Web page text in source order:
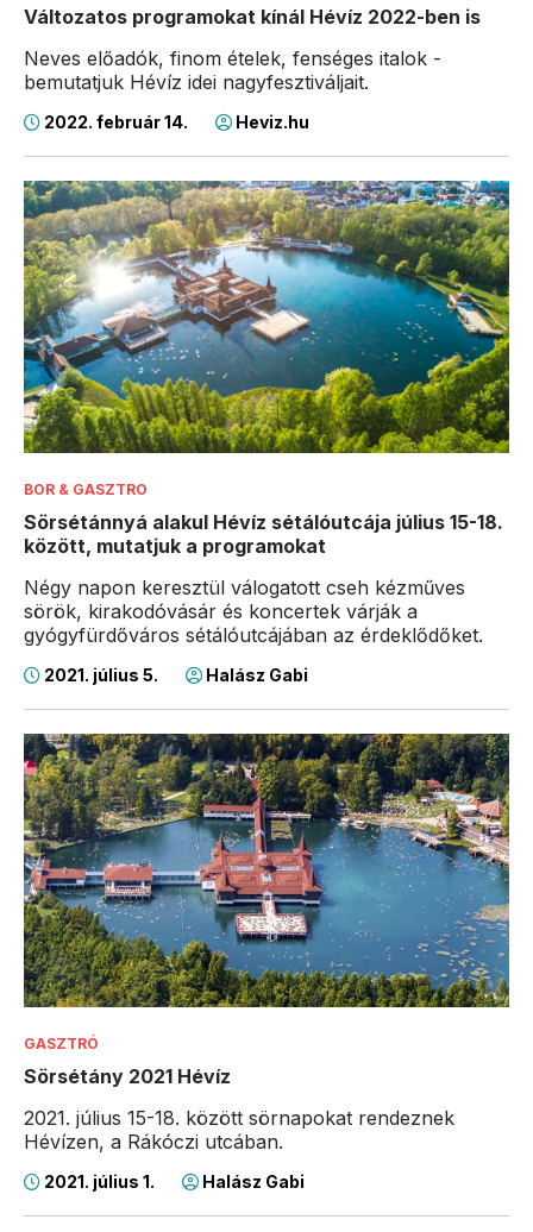
Változatos programokat kínál Hévíz 2022-ben is
Neves előadók, finom ételek, fenséges italok -
bemutatjuk Hévíz idei nagyfesztiváljait.
2022. február 14. Heviz.hu
BOR & GASZTRO
Sörsétánnyá alakul Hévíz sétálóutcája július 15-18.
között, mutatjuk a programokat
Négy napon keresztül válogatott cseh kézműves
sörök, kirakodóvásár és koncertek várják a
gyógyfürdőváros sétálóutcájában az érdeklődőket.
2021. július 5. Halász Gabi
GASZTRÓ
Sörsétány 2021 Hévíz
2021. július 15-18. között sörnapokat rendeznek
Hévízen, a Rákóczi utcában.
2021. július 1. Halász Gabi